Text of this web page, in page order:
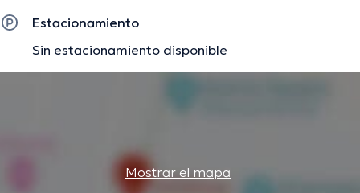
La descripción fue editada por el equipo de doctoranytime, con base en
información verificada.
Estacionamiento
Sin estacionamiento disponible
Mostrar el mapa